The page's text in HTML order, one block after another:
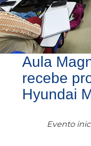
Aula
recebe
Hyundai
Evento